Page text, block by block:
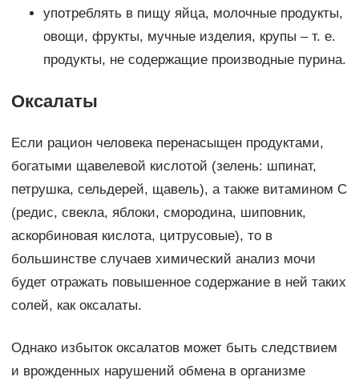
употреблять в пищу яйца, молочные продукты,
овощи, фрукты, мучные изделия, крупы – т. е.
продукты, не содержащие производные пурина.
Оксалаты
Если рацион человека перенасыщен продуктами,
богатыми щавелевой кислотой (зелень: шпинат,
петрушка, сельдерей, щавель), а также витамином С
(редис, свекла, яблоки, смородина, шиповник,
аскорбиновая кислота, цитрусовые), то в
большинстве случаев химический анализ мочи
будет отражать повышенное содержание в ней таких
солей, как оксалаты.
Однако избыток оксалатов может быть следствием
и врожденных нарушений обмена в организме